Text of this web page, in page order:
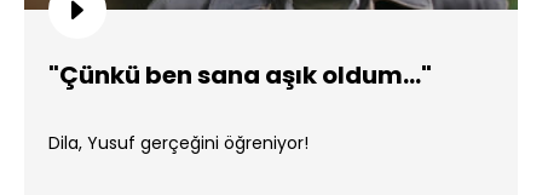
"Çünkü ben sana aşık oldum..."
Dila, Yusuf gerçeğini öğreniyor!